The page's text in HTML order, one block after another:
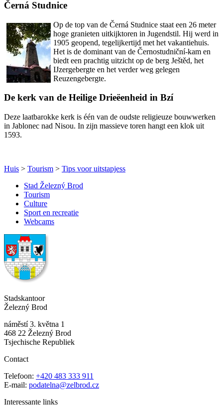
Černá Studnice
Op de top van de Černá Studnice staat een 26 meter
hoge granieten uitkijktoren in Jugendstil. Hij werd in
1905 geopend, tegelijkertijd met het vakantiehuis.
Het is de dominant van de Černostudniční-kam en
biedt een prachtig uitzicht op de berg Ještěd, het
IJzergebergte en het verder weg gelegen
Reuzengebergte.
De kerk van de Heilige Drieëenheid in Bzí
Deze laatbarokke kerk is één van de oudste religieuze bouwwerken
in Jablonec nad Nisou. In zijn massieve toren hangt een klok uit
1593.
Huis > Tourism > Tips voor uitstapjess
Stad Železný Brod
Tourism
Culture
Sport en recreatie
Webcams
Stadskantoor
Železný Brod
náměstí 3. května 1
468 22 Železný Brod
Tsjechische Republiek
Contact
Telefoon: +420 483 333 911
E-mail: podatelna@zelbrod.cz
Interessante links